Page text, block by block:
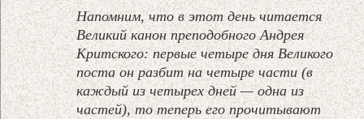
Напомним, что в этот день читается
Великий канон преподобного Андрея
Критского: первые четыре дня Великого
поста он разбит на четыре части (в
каждый из четырех дней — одна из
частей), то теперь его прочитывают